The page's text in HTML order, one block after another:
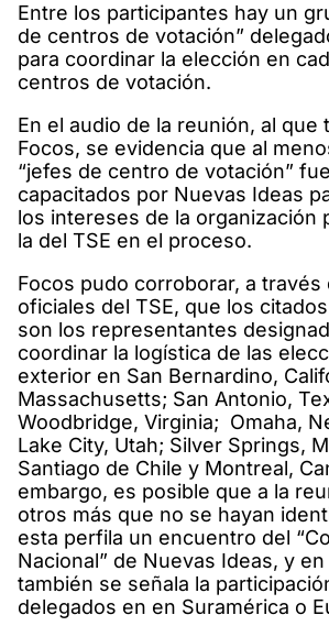
Entre los participantes hay un
de centros de votación”
para coordinar la elección en
centros de votación.
En el audio de la reunión, al que
Focos, se evidencia que al
“jefes de centro de votación”
capacitados por Nuevas Ideas
los intereses de la organización
la del TSE en el proceso.
Focos pudo corroborar, a
oficiales del TSE, que los
son los representantes
coordinar la logística de las
exterior en San Bernardino,
Massachusetts; San Antonio,
Woodbridge, Virginia; Omaha,
Lake City, Utah; Silver Springs,
Santiago de Chile y Montreal,
embargo, es posible que a la
otros más que no se hayan
esta perfila un encuentro del
Nacional” de Nuevas Ideas, y en
también se señala la
delegados en en Suramérica o